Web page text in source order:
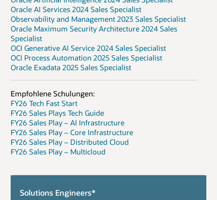
Oracle AI Services 2024 Sales Specialist
Observability and Management 2023 Sales Specialist
Oracle Maximum Security Architecture 2024 Sales
Specialist
OCI Generative AI Service 2024 Sales Specialist
OCI Process Automation 2025 Sales Specialist
Oracle Exadata 2025 Sales Specialist
Empfohlene Schulungen:
FY26 Tech Fast Start
FY26 Sales Plays Tech Guide
FY26 Sales Play – AI Infrastructure
FY26 Sales Play – Core Infrastructure
FY26 Sales Play – Distributed Cloud
FY26 Sales Play – Multicloud
Solutions Engineers*